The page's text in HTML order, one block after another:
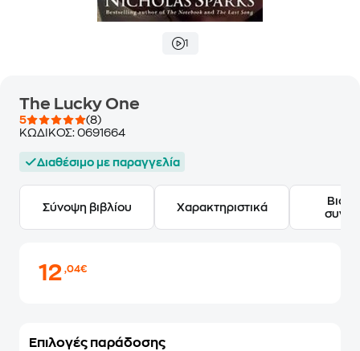
1
The Lucky One
5
(8)
ΚΩΔΙΚΟΣ: 0691664
Διαθέσιμο με παραγγελία
Σύνοψη βιβλίου Χαρακτηριστικά
12,04€
Επιλογές παράδοσης